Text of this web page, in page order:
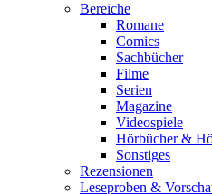
Bereiche
Romane
Comics
Sachbücher
Filme
Serien
Magazine
Videospiele
Hörbücher &
Sonstiges
Rezensionen
Leseproben &